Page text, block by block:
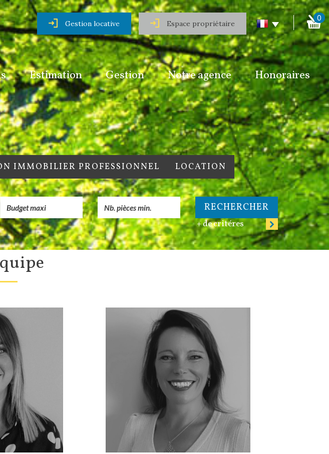
0
Gestion locative Espace propriétaire
Estimation Gestion Notre agence Honoraires
IMMOBILIER PROFESSIONNEL LOCATION
RECHERCHER
+ de critéres